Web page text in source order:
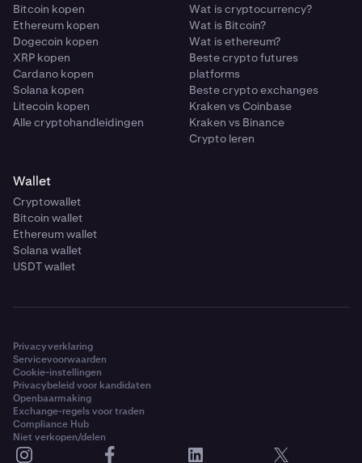
Bitcoin kopen
Ethereum kopen
Dogecoin kopen
XRP kopen
Cardano kopen
Solana kopen
Litecoin kopen
Alle cryptohandleidingen
Wat is cryptocurrency?
Wat is Bitcoin?
Wat is ethereum?
Beste crypto futures
platforms
Beste crypto exchanges
Kraken vs Coinbase
Kraken vs Binance
Crypto leren
Wallet
Cryptowallet
Bitcoin wallet
Ethereum wallet
Solana wallet
USDT wallet
Privacyverklaring
Servicevoorwaarden
Cookie-instellingen
Privacybeleid voor kandidaten
Openbaarmaking
Exchange-regels voor traden
Compliance Hub
Niet verkopen/delen